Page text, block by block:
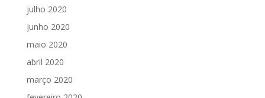
julho 2020
junho 2020
maio 2020
abril 2020
março 2020